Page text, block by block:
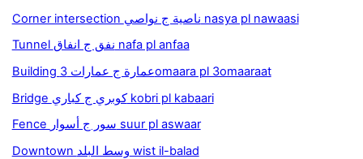
Corner intersection ناصية ج نواصي nasya pl nawaasi
Tunnel نفق ج انفاق nafa pl anfaa
Building عمارة ج عمارات 3omaara pl 3omaaraat
Bridge كوبري ج كباري kobri pl kabaari
Fence سور ج أسوار suur pl aswaar
Downtown وسط البلد wist il-balad